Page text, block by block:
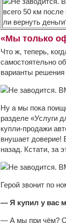
«Мы только
Что ж, теперь,
самостоятельно
варианты
Ну а мы пока
разделе «Услуги
купли-продажи
внушает доверие!
назад. Кстати, за
Герой звонит по
— Я купил у вас
— А мы при чём?